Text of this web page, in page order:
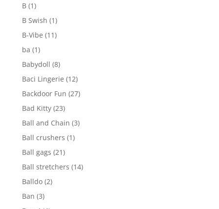
B (1)
B Swish (1)
B-Vibe (11)
ba (1)
Babydoll (8)
Baci Lingerie (12)
Backdoor Fun (27)
Bad Kitty (23)
Ball and Chain (3)
Ball crushers (1)
Ball gags (21)
Ball stretchers (14)
Balldo (2)
Ban (3)